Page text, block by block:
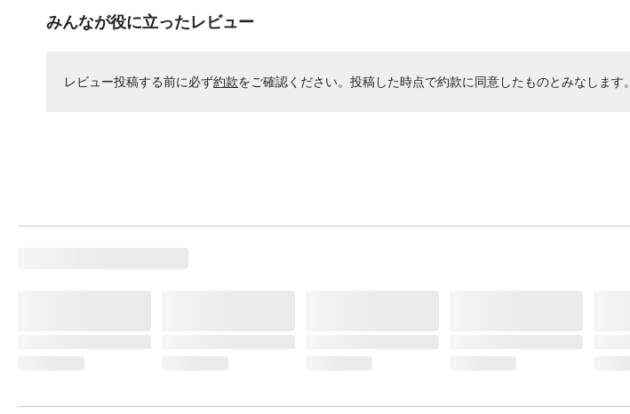
みんなが役に立ったレビュー
レビュー投稿する前に必ず約款をご確認ください。投稿した時点で約款に同意したものとみなします。